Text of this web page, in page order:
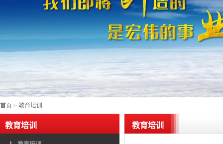
首页 > 教育培训
教育培训 教育培训